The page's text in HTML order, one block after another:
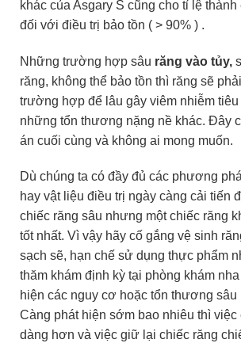
khác của Asgary S cũng cho tỉ lệ
đối với điều trị bảo tồn ( > 90% ) .
Những trường hợp sâu răng vào tủy,
răng, không thể bảo tồn thì răng sẽ
trường hợp để lâu gây viêm nhiễm
những tổn thương nặng nề khác. Đây
án cuối cùng và không ai mong
Dù chúng ta có đầy đủ các phương
hay vật liệu điều trị ngày càng cải tiến
chiếc răng sâu nhưng một chiếc răng
tốt nhất. Vì vậy hãy cố gắng vệ sinh
sạch sẽ, hạn chế sử dụng thực phẩm
thăm khám định kỳ tại phòng khám
hiện các nguy cơ hoặc tổn thương sâu
Càng phát hiện sớm bao nhiêu thì việc
dàng hơn và việc giữ lại chiếc răng